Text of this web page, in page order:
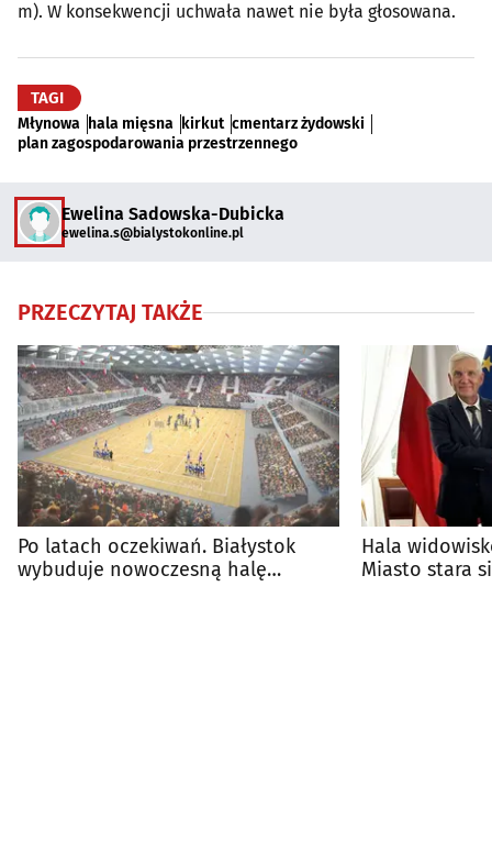
m). W konsekwencji uchwała nawet nie była głosowana.
TAGI
Młynowa hala mięsna kirkut cmentarz żydowski
plan zagospodarowania przestrzennego
Ewelina Sadowska-Dubicka
ewelina.s@bialystokonline.pl
PRZECZYTAJ TAKŻE
Po latach oczekiwań. Białystok
wybuduje nowoczesną halę
Hala
Miasto stara